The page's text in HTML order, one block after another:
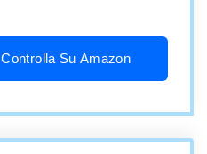
Controlla Su Amazon